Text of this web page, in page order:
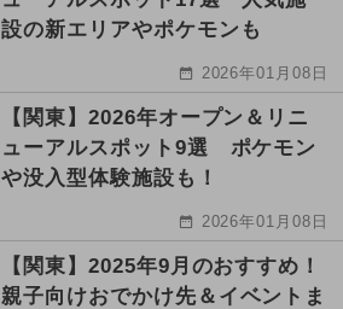
設の新エリアやポケモンも
2026年01月08日
【関東】2026年オープン＆リニ
ューアルスポット9選 ポケモン
や没入型体験施設も！
2026年01月08日
【関東】2025年9月のおすすめ！
親子向けおでかけ先＆イベントま